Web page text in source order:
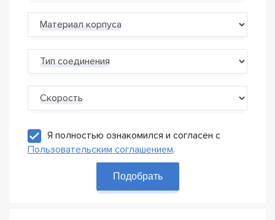
Материал корпуса
Тип соединения
Скорость
Я полностью ознакомился и согласен с
Пользовательским соглашением.
Подобрать